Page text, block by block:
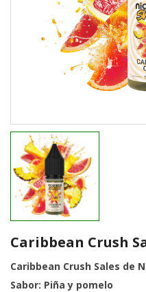
Caribbean Crush
Caribbean Crush Sales de
Sabor: Piña y pomelo